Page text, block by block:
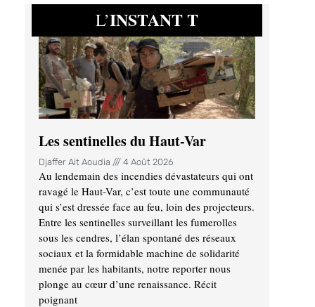
L’INSTANT T
Les sentinelles du Haut-Var
Djaffer Ait Aoudia 4 Août 2026
Au lendemain des incendies dévastateurs qui ont
ravagé le Haut-Var, c’est toute une communauté
qui s’est dressée face au feu, loin des projecteurs.
Entre les sentinelles surveillant les fumerolles
sous les cendres, l’élan spontané des réseaux
sociaux et la formidable machine de solidarité
menée par les habitants, notre reporter nous
plonge au cœur d’une renaissance. Récit
poignant